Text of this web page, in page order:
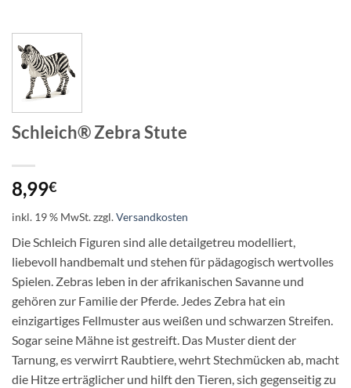
Schleich® Zebra Stute
8,99€
inkl. 19 % MwSt.zzgl.Versandkosten
Die Schleich Figuren sind alle detailgetreu modelliert,
liebevoll handbemalt und stehen für pädagogisch wertvolles
Spielen. Zebras leben in der afrikanischen Savanne und
gehören zur Familie der Pferde. Jedes Zebra hat ein
einzigartiges Fellmuster aus weißen und schwarzen Streifen.
Sogar seine Mähne ist gestreift. Das Muster dient der
Tarnung, es verwirrt Raubtiere, wehrt Stechmücken ab, macht
die Hitze erträglicher und hilft den Tieren, sich gegenseitig zu